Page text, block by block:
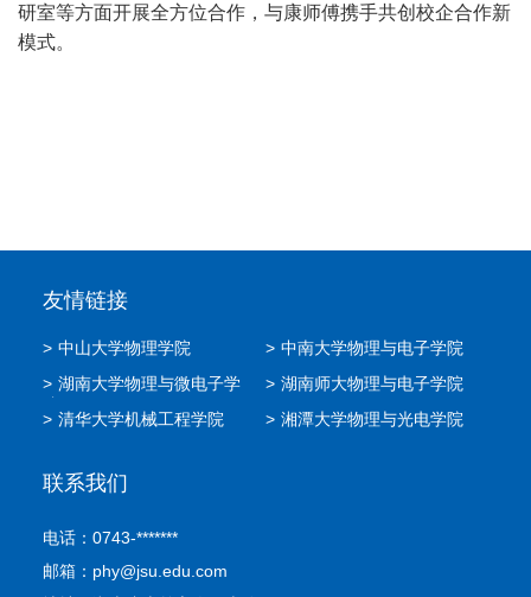
研室等方面开展全方位合作，与康师傅携手共创校企合作新
模式。
友情链接
> 中山大学物理学院 > 中南大学物理与电子学院
> 湖南大学物理与微电子学
> 湖南师大物理与电子学院
> 清华大学机械工程学院 > 湘潭大学物理与光电学院
联系我们
电话：0743-*******
邮箱：phy@jsu.edu.com